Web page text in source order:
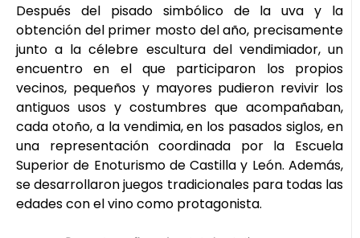
Después del pisado simbólico de la uva y la
obtención del primer mosto del año, precisamente
junto a la célebre escultura del vendimiador, un
encuentro en el que participaron los propios
vecinos, pequeños y mayores pudieron revivir los
antiguos usos y costumbres que acompañaban,
cada otoño, a la vendimia, en los pasados siglos, en
una representación coordinada por la Escuela
Superior de Enoturismo de Castilla y León. Además,
se desarrollaron juegos tradicionales para todas las
edades con el vino como protagonista.